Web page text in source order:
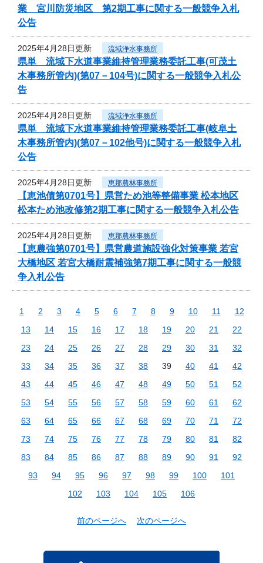
業 宮川防災地区 第2期工事に関する一般競争入札
公告
2025年4月28日更新 流域浄水事務所
県単 流域下水道事業維持管理業務委託工事(可茂土
木事務所管内)(第07－104号)に関する一般競争入札公
告
2025年4月28日更新 流域浄水事務所
県単 流域下水道事業維持管理業務委託工事(岐阜土
木事務所管内)(第07－102他号)に関する一般競争入札
公告
2025年4月28日更新 恵那農林事務所
【恵池債第0701号】県営ため池等整備事業 松本地区
松本ため池改修第2期工事に関する一般競争入札公告
2025年4月28日更新 恵那農林事務所
【恵農強第0701号】県営農道施設強化対策事業 若宮
大橋地区 若宮大橋耐震補強第7期工事に関する一般競
争入札公告
1 2 3 4 5 6 7 8 9 10 11
12
13
14 15 16 17 18 19 20 21
22
23
24 25 26 27 28 29 30 31
32
33
34 35 36 37 38 39 40 41
42
43
44 45 46 47 48 49 50 51
52
53
54 55 56 57 58 59 60 61
62
63
64 65 66 67 68 69 70 71
72
73
74 75 76 77 78 79 80 81
82
83
84 85 86 87 88 89 90 91
92
93
94 95 96 97 98 99 100
101
102
103 104 105 106
前のページへ 次のページへ